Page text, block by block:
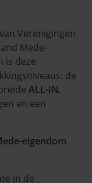
Verenigingen
Mede-
is deze
de
ALL-IN,
en een
eigendom
in de